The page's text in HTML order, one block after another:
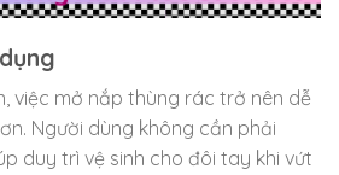
việc mở nắp thùng rác trở nên dễ
Người dùng không cần phải
duy trì vệ sinh cho đôi tay khi vứt